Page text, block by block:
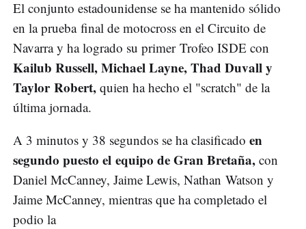
El conjunto estadounidense se ha mantenido sólido
en la prueba final de motocross en el Circuito de
Navarra y ha logrado su primer Trofeo ISDE con
Kailub Russell, Michael Layne, Thad Duvall y
Taylor Robert, quien ha hecho el "scratch" de la
última jornada.
A 3 minutos y 38 segundos se ha clasificado en
segundo puesto el equipo de Gran Bretaña, con
Daniel McCanney, Jaime Lewis, Nathan Watson y
Jaime McCanney, mientras que ha completado el
podio la